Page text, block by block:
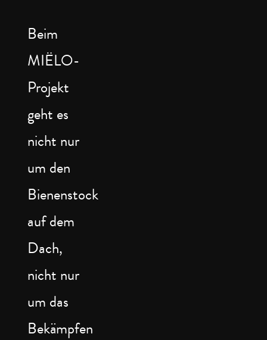
Beim
MIËLO-
Projekt
geht es
nicht nur
um den
Bienenstock
auf dem
Dach,
nicht nur
um das
Bekämpfen